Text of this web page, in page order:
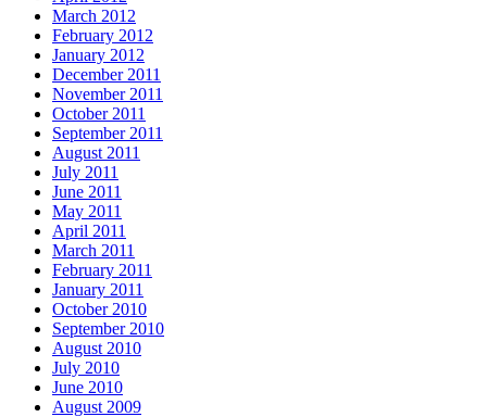
March 2012
February 2012
January 2012
December 2011
November 2011
October 2011
September 2011
August 2011
July 2011
June 2011
May 2011
April 2011
March 2011
February 2011
January 2011
October 2010
September 2010
August 2010
July 2010
June 2010
August 2009